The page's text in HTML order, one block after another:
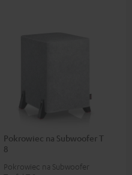
Pokrowiec na Subwoofer T
8
Pokrowiec na Subwoofer